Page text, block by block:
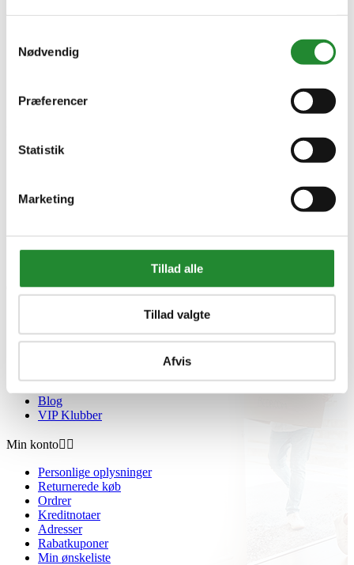
Nødvendig
Præferencer
Statistik
Marketing
Tillad alle
Tillad valgte
Afvis
Handelsbetingelser
Cookie- og privatlivspolitik
Om Homeshop.dk
Kontakt os
Blog
VIP Klubber
Min konto 
Personlige oplysninger
Returnerede køb
Ordrer
Kreditnotaer
Adresser
Rabatkuponer
Min ønskeliste